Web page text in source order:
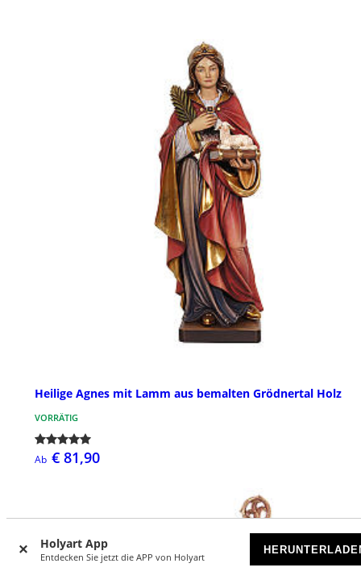
Holyart App
Entdecken Sie jetzt die APP von Holyart
Heilige Agnes mit Lamm aus bemalten Grödnertal Holz
VORRÄTIG
Ab € 81,90